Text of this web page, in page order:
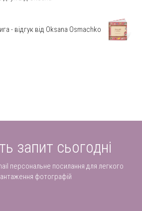
- відгук від Oksana Osmachko
запит сьогодні
персональне посилання для легкого
фотографій